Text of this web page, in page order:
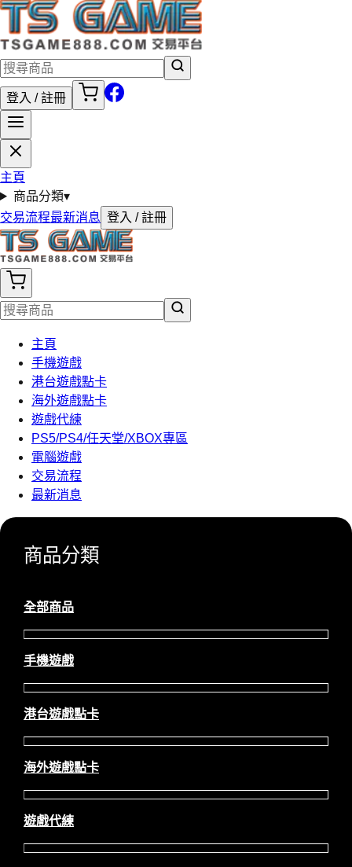
登入 / 註冊
主頁
商品分類▾
交易流程最新消息 登入 / 註冊
主頁
手機遊戲
港台遊戲點卡
海外遊戲點卡
遊戲代練
PS5/PS4/任天堂/XBOX專區
電腦遊戲
交易流程
最新消息
商品分類
全部商品
手機遊戲
港台遊戲點卡
海外遊戲點卡
遊戲代練